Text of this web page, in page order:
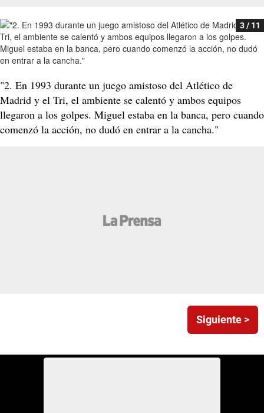
3 / 11
"2. En 1993 durante un juego amistoso del Atlético de
Madrid y el Tri, el ambiente se calentó y ambos equipos
llegaron a los golpes. Miguel estaba en la banca, pero cuando
comenzó la acción, no dudó en entrar a la cancha."
Siguiente >